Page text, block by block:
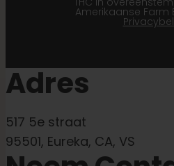
Amerikaanse Farm
Adres
517 5e straat
95501, Eureka, CA, VS